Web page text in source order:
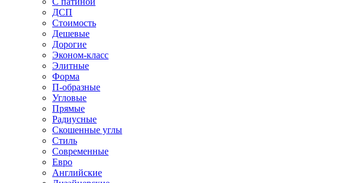
ДСП
Стоимость
Дешевые
Дорогие
Эконом-класс
Элитные
Форма
П-образные
Угловые
Прямые
Радиусные
Скошенные углы
Стиль
Современные
Евро
Английские